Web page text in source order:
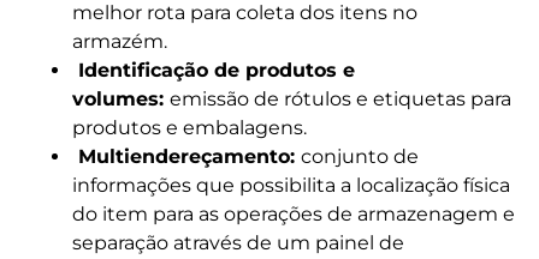
melhor rota para coleta dos itens no
armazém.
Identificação de produtos e
volumes: emissão de rótulos e etiquetas para
produtos e embalagens.
Multiendereçamento: conjunto de
informações que possibilita a localização física
do item para as operações de armazenagem e
separação através de um painel de